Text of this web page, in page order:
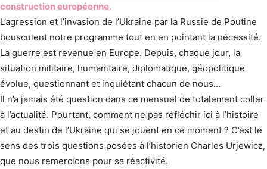
construction européenne.
L’agression et l’invasion de l’Ukraine par la Russie de Poutine
bousculent notre programme tout en en pointant la nécessité.
La guerre est revenue en Europe. Depuis, chaque jour, la
situation militaire, humanitaire, diplomatique, géopolitique
évolue, questionnant et inquiétant chacun de nous…
Il n’a jamais été question dans ce mensuel de totalement coller
à l’actualité. Pourtant, comment ne pas réfléchir ici à l’histoire
et au destin de l’Ukraine qui se jouent en ce moment ? C’est le
sens des trois questions posées à l’historien Charles Urjewicz,
que nous remercions pour sa réactivité.